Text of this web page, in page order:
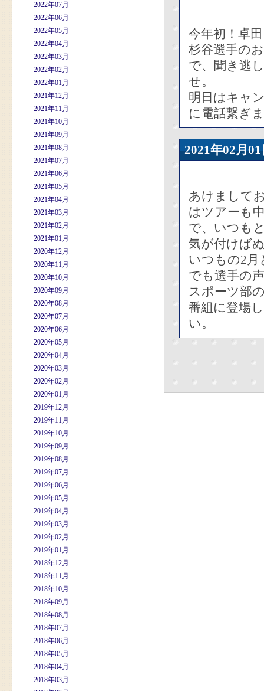
2022年07月
2022年06月
2022年05月
2022年04月
2022年03月
2022年02月
2022年01月
2021年12月
2021年11月
2021年10月
2021年09月
2021年08月
2021年07月
2021年06月
2021年05月
2021年04月
2021年03月
2021年02月
2021年01月
2020年12月
2020年11月
2020年10月
2020年09月
2020年08月
2020年07月
2020年06月
2020年05月
2020年04月
2020年03月
2020年02月
2020年01月
2019年12月
2019年11月
2019年10月
2019年09月
2019年08月
2019年07月
2019年06月
2019年05月
2019年04月
2019年03月
2019年02月
2019年01月
2018年12月
2018年11月
2018年10月
2018年09月
2018年08月
2018年07月
2018年06月
2018年05月
2018年04月
2018年03月
今年初！卓
杉谷選手の
で、聞き逃
せ。
明日はキャ
に電話繋ぎ
2021年02
あけまして
はツアーも
で、いつも
気が付けば
いつもの2
でも選手の
スポーツ部
番組に登場
い。